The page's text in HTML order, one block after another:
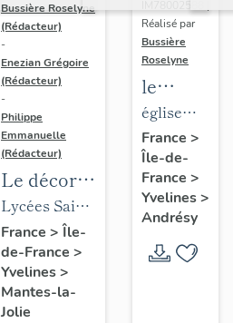
Bussière Roselyne
(Rédacteur)
-
Enezian Grégoire
(Rédacteur)
-
Philippe
Emmanuelle
(Rédacteur)
Le décor
des lycées
de Mantes
Lycées Saint-
Exupéry et
Jean Rostand
France > Île-
de-France >
Yvelines>
Mantes-la-
Jolie
Réalisé par
Bussière
Roselyne
le
mobilier
de
l'église
Saint-
Germain-
de-
Paris
église
paroissiale
Saint-
Germain
France >
Île-de-
France >
Yvelines>
Andrésy